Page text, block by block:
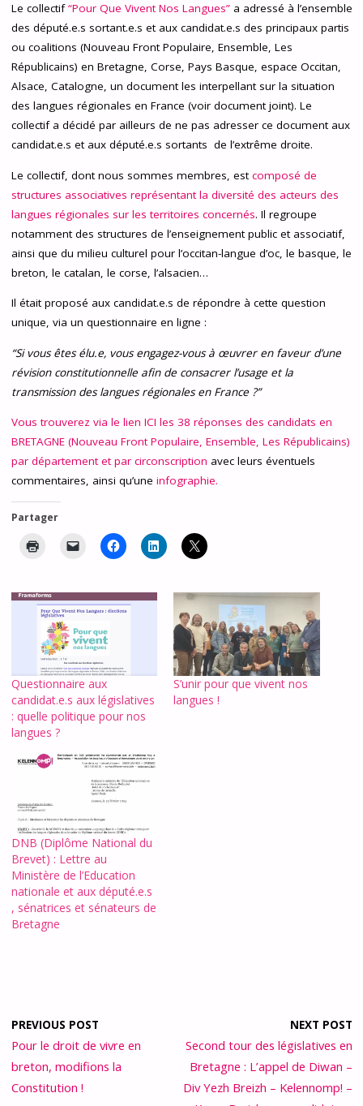
Le collectif“Pour Que Vivent Nos Langues” a adressé à l’ensemble
des député.e.s sortant.e.s et aux candidat.e.s des principaux partis
ou coalitions (Nouveau Front Populaire, Ensemble, Les
Républicains) en Bretagne, Corse, Pays Basque, espace Occitan,
Alsace, Catalogne, un document les interpellant sur la situation
des langues régionales en France (voir document joint). Le
collectif a décidé par ailleurs de ne pas adresser ce document aux
candidat.e.s et aux député.e.s sortants de l’extrême droite.
Le collectif, dont nous sommes membres, est composé de
structures associatives représentant la diversité des acteurs des
langues régionales sur les territoires concernés. Il regroupe
notamment des structures de l’enseignement public et associatif,
ainsi que du milieu culturel pour l’occitan-langue d’oc, le basque, le
breton, le catalan, le corse, l’alsacien…
Il était proposé aux candidat.e.s de répondre à cette question
unique, via un questionnaire en ligne :
“Si vous êtes élu.e, vous engagez-vous à œuvrer en faveur d’une
révision constitutionnelle afin de consacrer l’usage et la
transmission des langues régionales en France ?”
Vous trouverez via le lien ICI les 38 réponses des candidats en
BRETAGNE (Nouveau Front Populaire, Ensemble, Les Républicains)
par département et par circonscription avec leurs éventuels
commentaires, ainsi qu’une infographie.
Partager
Questionnaire aux
candidat.e.s aux législatives
: quelle politique pour nos
langues ?
S’unir pour que vivent nos
langues !
DNB (Diplôme National du
Brevet) : Lettre au
Ministère de l’Education
nationale et aux député.e.s
, sénatrices et sénateurs de
Bretagne
PREVIOUS POST
Pour le droit de vivre en
breton, modifions la
Constitution !
NEXT POST
Second tour des législatives en
Bretagne : L’appel de Diwan –
Div Yezh Breizh – Kelennomp! –